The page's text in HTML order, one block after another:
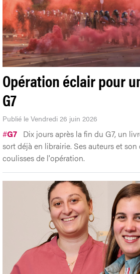
Opération éclair pour
G7
Publié le Vendredi 26 juin 2026
sort déjà en librairie. Ses auteurs et
coulisses de l'opération.